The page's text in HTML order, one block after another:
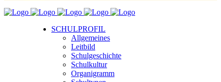
SCHULPROFIL
Allgemeines
Leitbild
Schulgeschichte
Schulkultur
Organigramm